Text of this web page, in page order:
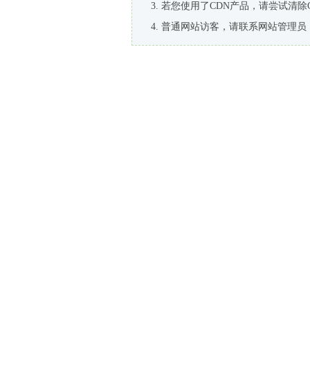
若您使用了CDN产品，请尝试清除
普通网站访客，请联系网站管理员